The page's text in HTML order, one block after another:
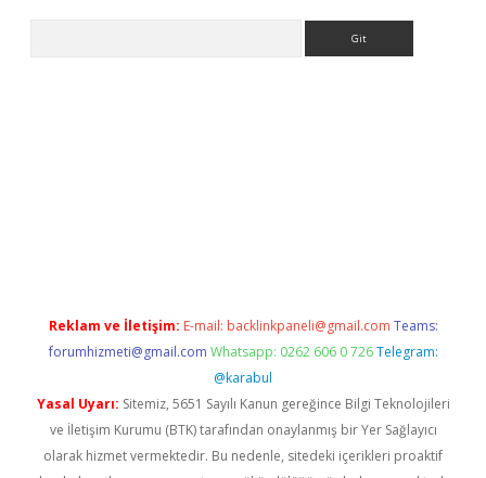
Reklam ve İletişim: E-mail: backlinkpaneli@gmail.com Teams:
forumhizmeti@gmail.com Whatsapp: 0262 606 0 726 Telegram:
@karabul
Yasal Uyarı: Sitemiz, 5651 Sayılı Kanun gereğince Bilgi Teknolojileri
ve İletişim Kurumu (BTK) tarafından onaylanmış bir Yer Sağlayıcı
olarak hizmet vermektedir. Bu nedenle, sitedeki içerikleri proaktif